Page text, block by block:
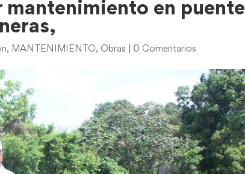
mantenimiento en puente
, MANTENIMIENTO, Obras 0 Comentarios